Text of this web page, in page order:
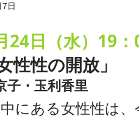
日
24日（水）19
性性の開放」
子・玉利香里
にある女性性は